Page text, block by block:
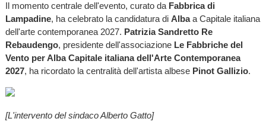
Il momento centrale dell'evento, curato da Fabbrica di
Lampadine, ha celebrato la candidatura di Albaa Capitale italiana
dell'arte contemporanea 2027. Patrizia Sandretto Re
Rebaudengo, presidente dell'associazione Le Fabbriche del
Vento per Alba Capitale italiana dell'Arte Contemporanea
2027, ha ricordato la centralità dell'artista albese Pinot Gallizio.
[L'intervento del sindaco Alberto Gatto]